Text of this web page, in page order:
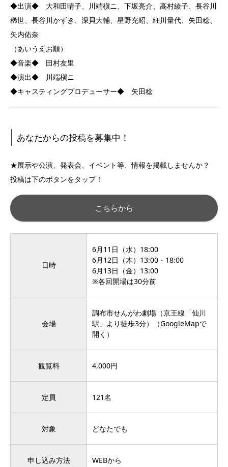
◆出演◆ 大和田晴子、川端槇ニ、下坂亮介、高村綾子、長谷川
稀世、長谷川かずき、深貝大輔、星野充昭、細川量代、矢田稔、
矢内佑奈
（あいうえお順）
◆音楽◆ 田村友里
◆演出◆ 川端槇ニ
◆キャスティングプロデューサー◆ 矢田稔
あなたからの投稿を募集中！
★展示や公演、発表会、イベント等、情報を掲載しませんか？
投稿は下のボタンをタップ！
こちらから
日時
6月11日（水）18:00
6月12日（木）13:00・18:00
6月13日（金）13:00
※各回開場は30分前
会場
調布市せんがわ劇場（京王線「仙川
駅」より徒歩3分）（GoogleMapで
開く ）
観覧料 4,000円
定員 121名
対象 どなたでも
申し込み方法 WEBから